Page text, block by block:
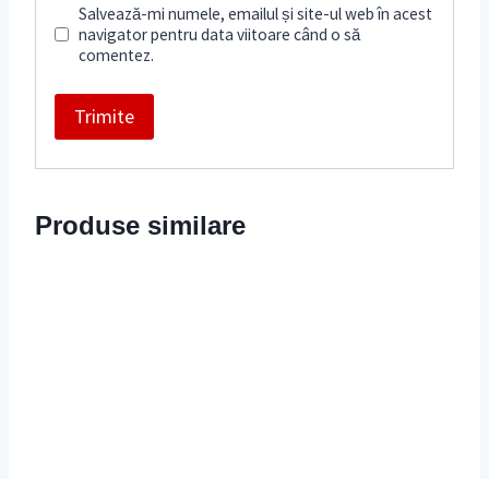
Salvează-mi numele, emailul și site-ul web în acest
navigator pentru data viitoare când o să
comentez.
Produse similare